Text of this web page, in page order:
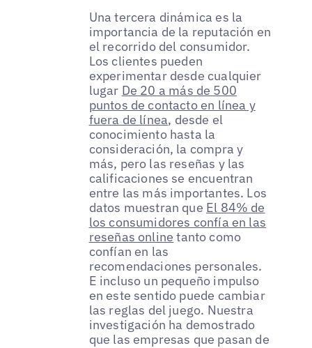
Una tercera dinámica es la
importancia de la reputación en
el recorrido del consumidor.
Los clientes pueden
experimentar desde cualquier
lugar De 20 a más de 500
puntos de contacto en línea y
fuera de línea, desde el
conocimiento hasta la
consideración, la compra y
más, pero las reseñas y las
calificaciones se encuentran
entre las más importantes. Los
datos muestran que El 84% de
los consumidores confía en las
reseñas online tanto como
confían en las
recomendaciones personales.
E incluso un pequeño impulso
en este sentido puede cambiar
las reglas del juego. Nuestra
investigación ha demostrado
que las empresas que pasan de